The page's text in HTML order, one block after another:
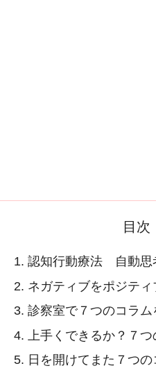
目次
認知行動療法 自動思
ネガティブをポジテ
診察室で７つのコラム
上手くできるか？７
日を開けてまた７つ